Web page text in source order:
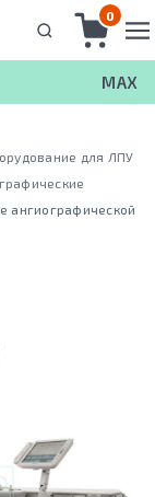
0
MAX
для ЛПУ
ангиографической